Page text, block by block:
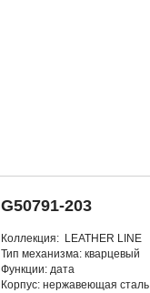
G50791-203
Коллекция: LEATHER LINE
Тип механизма: кварцевый
Функции: дата
Корпус: нержавеющая сталь